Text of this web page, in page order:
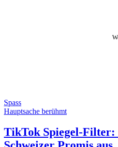
Spass
Hauptsache berühmt
TikTok Spiegel-Filter: